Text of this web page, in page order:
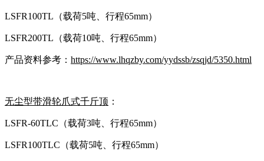
LSFR100TL（载荷5吨、行程65mm）
LSFR200TL（载荷10吨、行程65mm）
产品资料参考： https://www.lhqzby.com/yydssb/zsqjd/5350.html
无尘型带滑轮爪式千斤顶 ：
LSFR-60TLC（载荷3吨、行程65mm）
LSFR100TLC（载荷5吨、行程65mm）